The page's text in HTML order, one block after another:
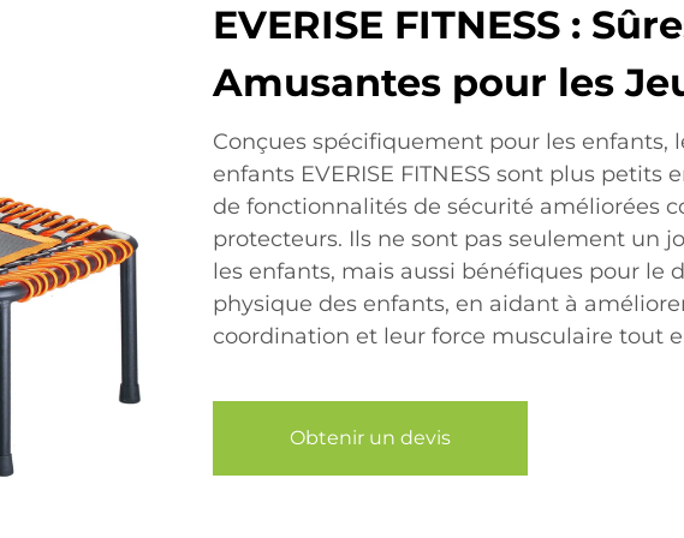
EVERISE FITNESS :
Amusantes pour les
Conçues spécifiquement pour les enfants,
enfants EVERISE FITNESS sont plus petits
de fonctionnalités de sécurité améliorées
protecteurs. Ils ne sont pas seulement un
les enfants, mais aussi bénéfiques pour le
physique des enfants, en aidant à
coordination et leur force musculaire tout
Obtenir un devis